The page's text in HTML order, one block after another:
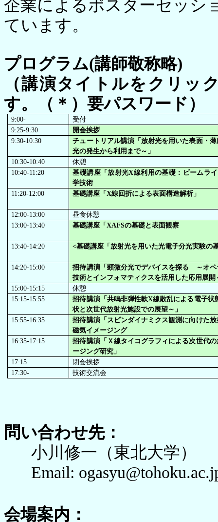
企業によるポスターセッシ
ています。
プログラム(講師敬称略)
（講演タイトルをクリッ
す。（＊）要パスワード）
9:00-
受付
9:25-9:30
開会挨拶
9:30-10:30
チュートリアル講演「放射光を用いた表面・
光の発生から利用まで～」
10:30-10:40
休憩
10:40-11:20
基礎講座「放射光X線利用の基礎：ビームラ
学技術
11:20-12:00
基礎講座「X線回折による表面構造解析」
12:00-13:00
昼食休憩
13:00-13:40
基礎講座「XAFSの基礎と表面観察
13:40-14:20 <基礎講座「放射光を用いた光電子分光実験の
14:20-15:00
招待講演「顕微分光でデバイスを探る ～オペ
技術とインフォマティクスを活用した応用展開
15:00-15:15
休憩
15:15-15:55
招待講演「共鳴非弾性軟X線散乱による電子状
状と次世代放射光施設での展望～」
15:55-16:35
招待講演「スピンダイナミクス観測に向けた
磁気イメージング
16:35-17:15
招待講演「Ｘ線タイコグラフィによる次世代
ージング研究」
17:15
閉会挨拶
17:30-
技術交流会
問い合わせ先：
小川修一（東北大学）
Email:
会場案内：